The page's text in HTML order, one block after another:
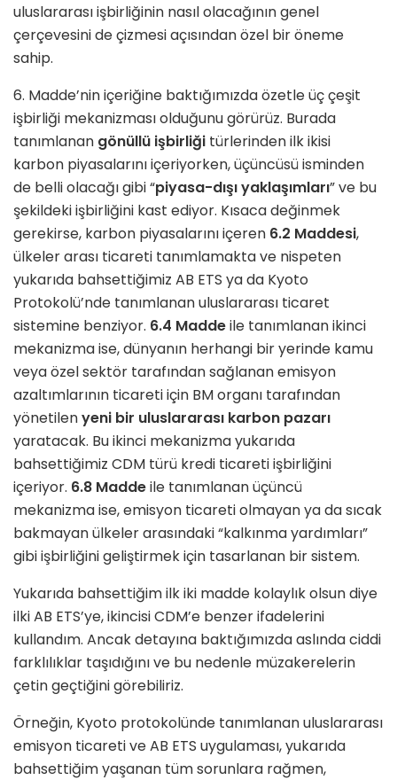
uluslararası işbirliğinin nasıl olacağının genel
çerçevesini de çizmesi açısından özel bir öneme
sahip.
6. Madde’nin içeriğine baktığımızda özetle üç çeşit
işbirliği mekanizması olduğunu görürüz. Burada
tanımlanan gönüllü işbirliği türlerinden ilk ikisi
karbon piyasalarını içeriyorken, üçüncüsü isminden
de belli olacağı gibi “piyasa-dışı yaklaşımları” ve bu
şekildeki işbirliğini kast ediyor. Kısaca değinmek
gerekirse, karbon piyasalarını içeren 6.2 Maddesi,
ülkeler arası ticareti tanımlamakta ve nispeten
yukarıda bahsettiğimiz AB ETS ya da Kyoto
Protokolü’nde tanımlanan uluslararası ticaret
sistemine benziyor. 6.4 Maddeile tanımlanan ikinci
mekanizma ise, dünyanın herhangi bir yerinde kamu
veya özel sektör tarafından sağlanan emisyon
azaltımlarının ticareti için BM organı tarafından
yönetilenyeni bir uluslararası karbon pazarı
yaratacak. Bu ikinci mekanizma yukarıda
bahsettiğimiz CDM türü kredi ticareti işbirliğini
içeriyor. 6.8 Maddeile tanımlanan üçüncü
mekanizma ise, emisyon ticareti olmayan ya da sıcak
bakmayan ülkeler arasındaki “kalkınma yardımları”
gibi işbirliğini geliştirmek için tasarlanan bir sistem.
Yukarıda bahsettiğim ilk iki madde kolaylık olsun diye
ilki AB ETS’ye, ikincisi CDM’e benzer ifadelerini
kullandım. Ancak detayına baktığımızda aslında ciddi
farklılıklar taşıdığını ve bu nedenle müzakerelerin
çetin geçtiğini görebiliriz.
Örneğin, Kyoto protokolünde tanımlanan uluslararası
emisyon ticareti ve AB ETS uygulaması, yukarıda
bahsettiğim yaşanan tüm sorunlara rağmen,